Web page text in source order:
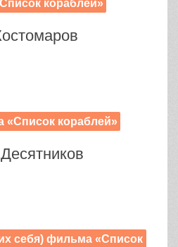
кораблей»
«Список кораблей»
себя) фильма «Список